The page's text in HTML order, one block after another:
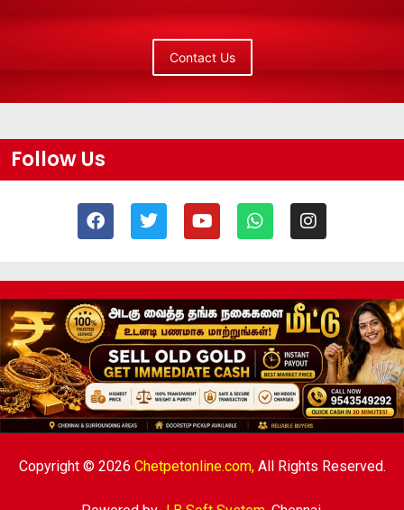
Contact Us
Follow Us
Copyright © 2026 Chetpetonline.com,All Rights Reserved.